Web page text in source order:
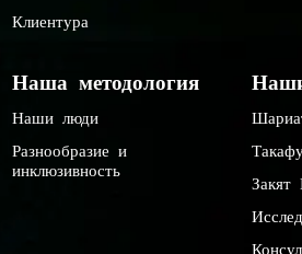
Клиентура
Наша методология
Наши люди
Разнообразие и
инклюзивность
Закят